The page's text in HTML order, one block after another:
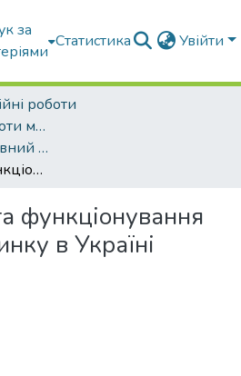
за
Статистика Увійти
роботи
Кваліфікаційні роботи магістрів
ОПП "Адміністративний менеджмент"
Формування та функціонування органічного ринку в Україні
функціонування
в Україні